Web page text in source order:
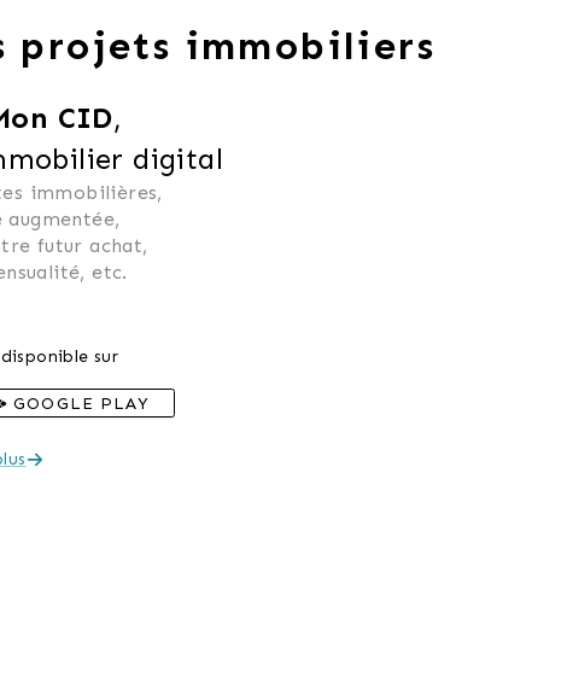
projets immobiliers
CID,
digital
immobilières,
futur achat,
etc.
sur
GOOGLE PLAY